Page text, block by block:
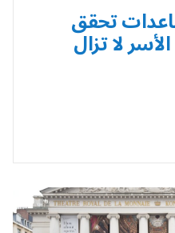
تحقق
لا تزال